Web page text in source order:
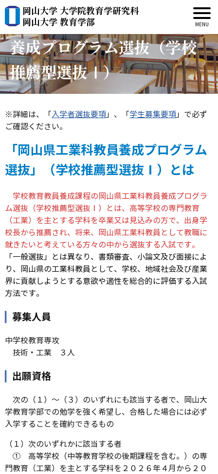
岡山大学 大学院教育学研究科
岡山大学 教育学部
【学部】岡山県工業科教員
養成プログラム選抜（学校
推薦型選抜Ⅰ）
※詳細は、「入学者選抜要項」、「学生募集要項」で必ず
ご確認ください。
「岡山県工業科教員養成プログラム
選抜」（学校推薦型選抜Ⅰ）とは
学校教育教員養成課程の岡山県工業科教員養成プログラ
ム選抜（学校推薦型選抜Ⅰ）とは、高等学校の専門教育
（工業）を主とする学科を卒業又は見込みの方で、出身学
校長から推薦され、将来、岡山県工業科教員として教職に
就きたいと考えている方々の中から選抜する入試です。
「一般選抜」とは異なり、書類審査、小論文及び面接によ
り、岡山県の工業科教員として、学校、地域社会及び産業
界に貢献しようとする意欲や適性を総合的に評価する入試
方法です。
募集人員
中学校教育専攻
技術・工業 ３人
出願資格
次の（１）～（３）のいずれにも該当する者で、岡山大
学教育学部での勉学を強く希望し、合格した場合には必ず
入学することを確約できるもの
（１）次のいずれかに該当する者
① 高等学校（中等教育学校の後期課程を含む。）の専
門教育（工業）を主とする学科を２０２６年４月から２０